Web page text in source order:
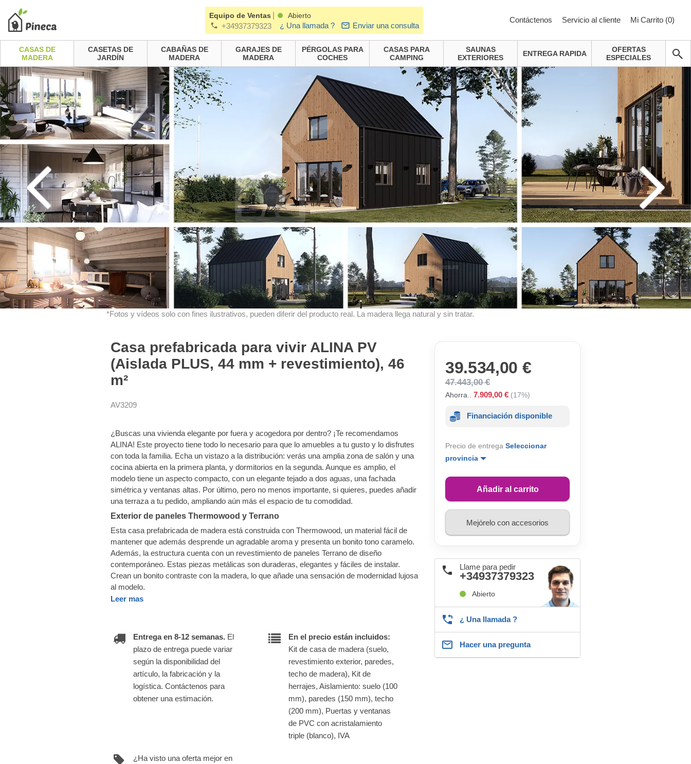
Equipo de Ventas Abierto
+34937379323 ¿ Una llamada ? Enviar una consulta
Contáctenos Servicio al cliente Mi Carrito (0)
CASAS DE
MADERA
CASETAS DE
JARDÍN
CABAÑAS DE
MADERA
GARAJES DE
MADERA
PÉRGOLAS PARA
COCHES
CASAS PARA
CAMPING
SAUNAS
EXTERIORES
ENTREGA RAPIDA
OFERTAS
ESPECIALES
*Fotos y vídeos solo con fines ilustrativos, pueden diferir del producto real. La madera llega natural y sin tratar.
Casa prefabricada para vivir ALINA PV
(Aislada PLUS, 44 mm + revestimiento), 46
m²
AV3209
¿Buscas una vivienda elegante por fuera y acogedora por dentro? ¡Te recomendamos
ALINA! Este proyecto tiene todo lo necesario para que lo amuebles a tu gusto y lo disfrutes
con toda la familia. Echa un vistazo a la distribución: verás una amplia zona de salón y una
cocina abierta en la primera planta, y dormitorios en la segunda. Aunque es amplio, el
modelo tiene un aspecto compacto, con un elegante tejado a dos aguas, una fachada
simétrica y ventanas altas. Por último, pero no menos importante, si quieres, puedes añadir
una terraza a tu pedido, ampliando aún más el espacio de tu comodidad.
Exterior de paneles Thermowood y Terrano
Esta casa prefabricada de madera está construida con Thermowood, un material fácil de
mantener que además desprende un agradable aroma y presenta un bonito tono caramelo.
Además, la estructura cuenta con un revestimiento de paneles Terrano de diseño
contemporáneo. Estas piezas metálicas son duraderas, elegantes y fáciles de instalar.
Crean un bonito contraste con la madera, lo que añade una sensación de modernidad lujosa
al modelo.
Leer mas
Entrega en 8-12 semanas. El
plazo de entrega puede variar
según la disponibilidad del
artículo, la fabricación y la
logística. Contáctenos para
obtener una estimación.
En el precio están incluidos:
Kit de casa de madera (suelo,
revestimiento exterior, paredes,
techo de madera), Kit de
herrajes, Aislamiento: suelo (100
mm), paredes (150 mm), techo
(200 mm), Puertas y ventanas
de PVC con acristalamiento
triple (blanco), IVA
¿Ha visto una oferta mejor en
39.534,00 €
47.443,00 €
Ahorra.. 7.909,00 € (17%)
Financiación disponible
Precio de entrega Seleccionar
provincia
Añadir al carrito
Mejórelo con accesorios
Llame para pedir
+34937379323
Abierto
¿ Una llamada ?
Hacer una pregunta